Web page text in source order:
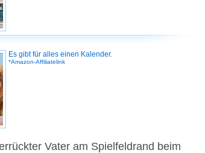
Es gibt für alles einen Kalender.
*Amazon-Affiliatelink
Vater am Spielfeldrand beim